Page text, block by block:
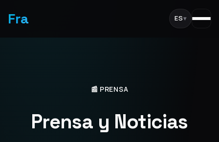
Fra ES▾
📰 PRENSA
Prensa y Noticias